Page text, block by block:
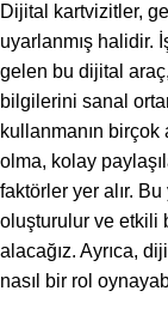
Dijital kartvizitler,
uyarlanmış halidir.
gelen bu dijital
bilgilerini sanal
kullanmanın birçok
olma, kolay
faktörler yer alır. Bu
oluşturulur ve etkili
alacağız. Ayrıca,
nasıl bir rol